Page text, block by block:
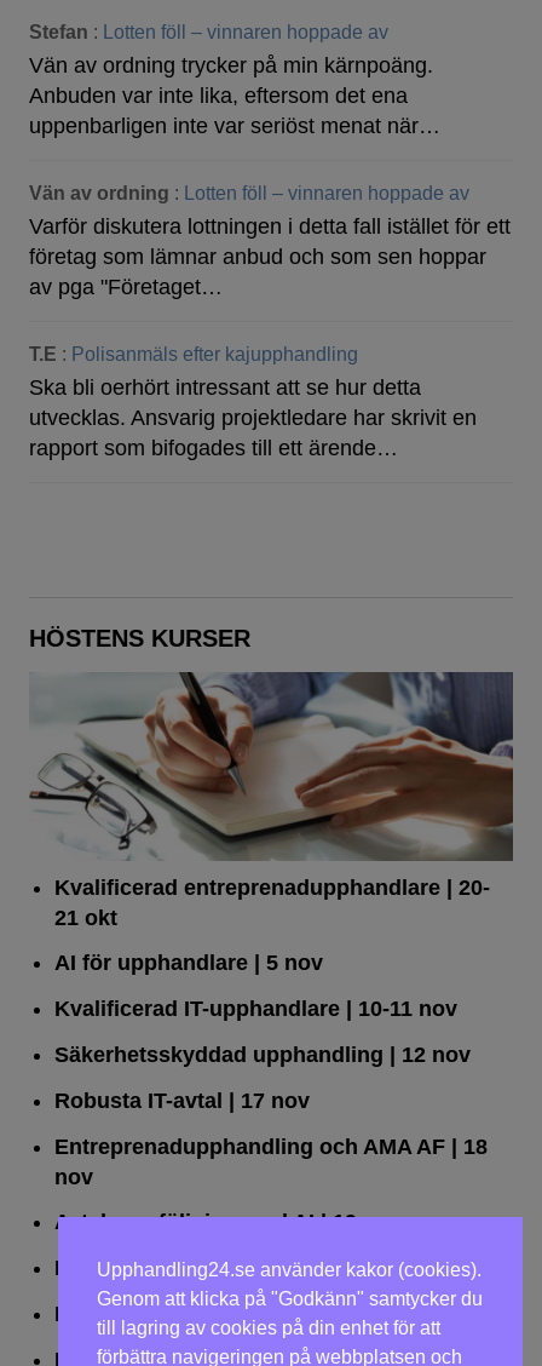
Stefan : Lotten föll – vinnaren hoppade av
Vän av ordning trycker på min kärnpoäng.
Anbuden var inte lika, eftersom det ena
uppenbarligen inte var seriöst menat när…
Vän av ordning : Lotten föll – vinnaren hoppade av
Varför diskutera lottningen i detta fall istället för ett
företag som lämnar anbud och som sen hoppar
av pga "Företaget…
T.E : Polisanmäls efter kajupphandling
Ska bli oerhört intressant att se hur detta
utvecklas. Ansvarig projektledare har skrivit en
rapport som bifogades till ett ärende…
HÖSTENS KURSER
Kvalificerad entreprenad­upphandlare | 20-
21 okt
AI för upphandlare| 5 nov
Kvalificerad IT-upphandlare| 10-11 nov
Säkerhetsskyddad upphandling | 12 nov
Robusta IT-avtal | 17 nov
Entreprenadupphandling och AMA AF| 18
nov
Avtalsuppföljning med AI| 19 nov
Leda upphandlingar effektivt| 25 nov
Dialogförfaranden | 26 nov
LOU på två dagar| 2-3 dec
Upphandling24.se använder kakor (cookies).
Genom att klicka på "Godkänn" samtycker du
till lagring av cookies på din enhet för att
förbättra navigeringen på webbplatsen och